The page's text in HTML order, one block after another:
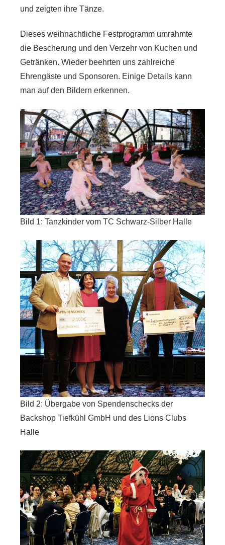
und zeigten ihre Tänze.
Dieses weihnachtliche Festprogramm umrahmte
die Bescherung und den Verzehr von Kuchen und
Getränken. Wieder beehrten uns zahlreiche
Ehrengäste und Sponsoren. Einige Details kann
man auf den Bildern erkennen.
Bild 1: Tanzkinder vom TC Schwarz-Silber Halle
Bild 2: Übergabe von Spendenschecks der
Backshop Tiefkühl GmbH und des Lions Clubs
Halle